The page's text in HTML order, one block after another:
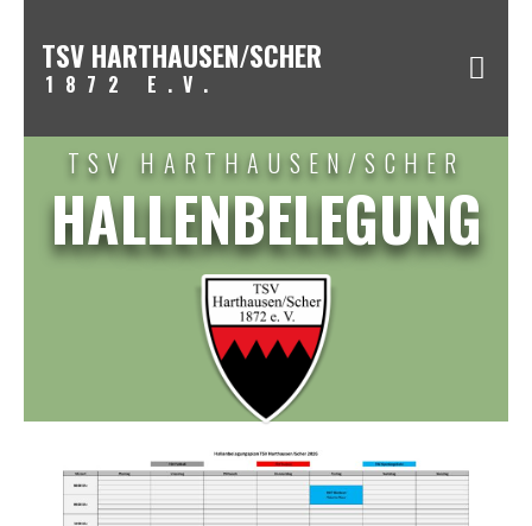
TSV HARTHAUSEN/SCHER
1872 E.V.
TSV HARTHAUSEN/SCHER
HALLENBELEGUNG